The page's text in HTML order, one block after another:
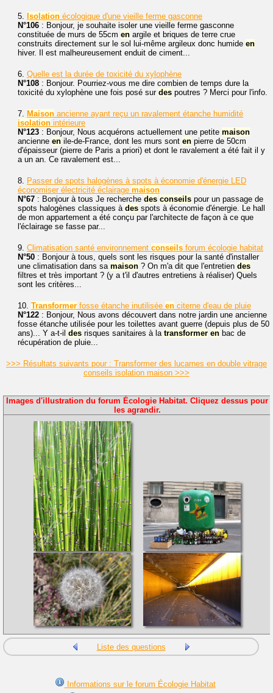
5. Isolation écologique d'une vieille ferme gasconne
N°106 : Bonjour, je souhaite isoler une vieille ferme gasconne
constituée de murs de 55cm en argile et briques de terre crue
construits directement sur le sol lui-même argileux donc humide en
hiver. Il est malheureusement enduit de ciment...
6. Quelle est la durée de toxicité du xylophène
N°108 : Bonjour. Pourriez-vous me dire combien de temps dure la
toxicité du xylophène une fois posé sur des poutres ? Merci pour l'info.
7. Maison ancienne ayant reçu un ravalement étanche humidité
isolation intérieure
N°123 : Bonjour, Nous acquérons actuellement une petite maison
ancienne en ile-de-France, dont les murs sont en pierre de 50cm
d'épaisseur (pierre de Paris a priori) et dont le ravalement a été fait il y
a un an. Ce ravalement est...
8. Passer de spots halogènes à spots à économie d'énergie LED
économiser électricité éclairage maison
N°67 : Bonjour à tous Je recherche des conseils pour un passage de
spots halogènes classiques à des spots à économie d'énergie. Le hall
de mon appartement a été conçu par l'architecte de façon à ce que
l'éclairage se fasse par...
9. Climatisation santé environnement conseils forum écologie habitat
N°50 : Bonjour à tous, quels sont les risques pour la santé d'installer
une climatisation dans sa maison ? On m'a dit que l'entretien des
filtres et très important ? (y a t'il d'autres entretiens à réaliser) Quels
sont les critères...
10. Transformer fosse étanche inutilisée en citerne d'eau de pluie
N°122 : Bonjour, Nous avons découvert dans notre jardin une ancienne
fosse étanche utilisée pour les toilettes avant guerre (depuis plus de 50
ans)... Y a-t-il des risques sanitaires à la transformer en bac de
récupération de pluie...
>>> Résultats suivants pour : Transformer des lucarnes en double vitrage
conseils isolation maison >>>
Images d'illustration du forum Écologie Habitat. Cliquez dessus pour
les agrandir.
Liste des questions
Informations sur le forum Écologie Habitat